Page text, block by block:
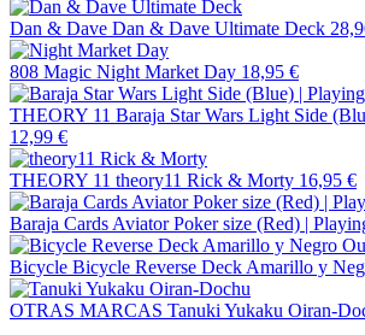
Dan & Dave Dan & Dave Ultimate Deck
808 Magic Night Market Day 18,95 €
THEORY 11 Baraja Star Wars Light Side
12,99 €
THEORY 11 theory11 Rick & Morty 16,95 €
Baraja Cards Aviator Poker size (Red) |
Bicycle Bicycle Reverse Deck Amarillo y
OTRAS MARCAS Tanuki Yukaku Oiran-